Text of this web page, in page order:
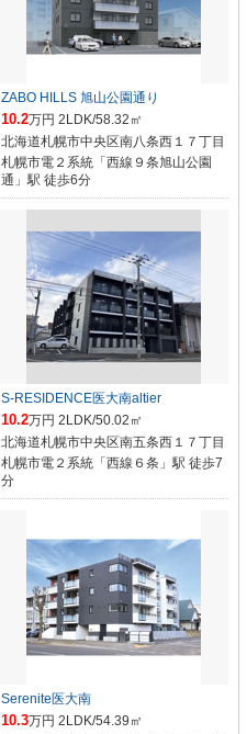
ZABO HILLS 旭山公園通り
10.2万円 2LDK/58.32㎡
北海道札幌市中央区南八条西１７丁目
札幌市電２系統「西線９条旭山公園
通」駅 徒歩6分
S-RESIDENCE医大南altier
10.2万円 2LDK/50.02㎡
北海道札幌市中央区南五条西１７丁目
札幌市電２系統「西線６条」駅 徒歩7
分
Serenite医大南
10.3万円 2LDK/54.39㎡